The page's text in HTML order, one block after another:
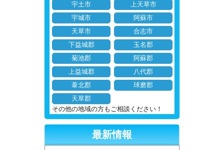
宇土市
上天草市
宇城市
阿蘇市
天草市
合志市
下益城郡
玉名郡
菊池郡
阿蘇郡
上益城郡
八代郡
葦北郡
球磨郡
天草郡
その他の地域の方もご相談ください！
最新情報